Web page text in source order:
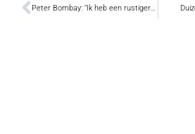
Peter Bombay: “Ik heb een rustiger leven nu”